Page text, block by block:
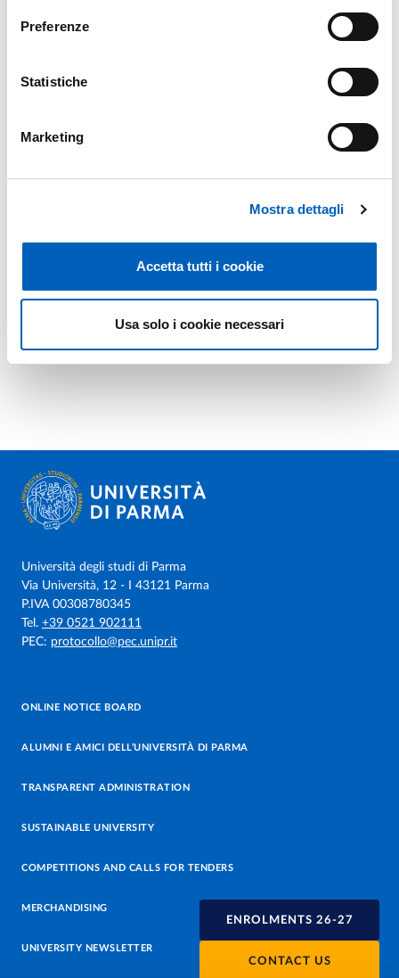
Preferenze
Statistiche
Marketing
Mostra dettagli
Accetta tutti i cookie
Usa solo i cookie necessari
ENROLMENTS 26-27
CONTACT US
Università degli studi di Parma
Via Università, 12 - I 43121 Parma
P.IVA 00308780345
Tel. +39 0521 902111
PEC: protocollo@pec.unipr.it
ONLINE NOTICE BOARD
ALUMNI E AMICI DELL’UNIVERSITÀ DI PARMA
TRANSPARENT ADMINISTRATION
SUSTAINABLE UNIVERSITY
COMPETITIONS AND CALLS FOR TENDERS
MERCHANDISING
UNIVERSITY NEWSLETTER